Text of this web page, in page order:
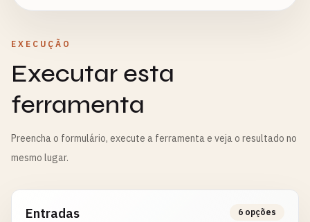
EXECUÇÃO
Executar esta
ferramenta
Preencha o formulário, execute a ferramenta e veja o resultado no
mesmo lugar.
Entradas 6 opções